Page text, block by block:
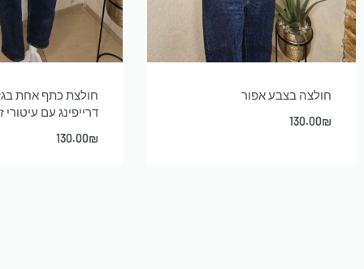
חולצה בצבע אפור
130.00₪
חולצת כתף אחת
דרייפינג עם עיטורי
130.00₪